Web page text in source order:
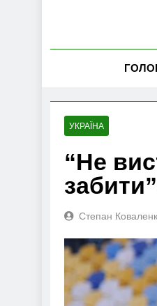
УКРАЇНА
“Не
Степан